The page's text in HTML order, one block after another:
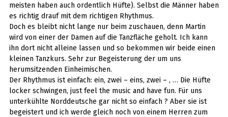
meisten haben auch ordentlich Hüfte). Selbst die Männer haben
es richtig drauf mit dem richtigen Rhythmus.
Doch es bleibt nicht lange nur beim zuschauen, denn Martin
wird von einer der Damen auf die Tanzfläche geholt. Ich kann
ihn dort nicht alleine lassen und so bekommen wir beide einen
kleinen Tanzkurs. Sehr zur Begeisterung der um uns
herumsitzenden Einheimischen.
Der Rhythmus ist einfach: ein, zwei – eins, zwei – , … Die Hüfte
locker schwingen, just feel the music and have fun. Für uns
unterkühlte Norddeutsche gar nicht so einfach ? Aber sie ist
begeistert und ich werde gleich noch von einem Herren zum